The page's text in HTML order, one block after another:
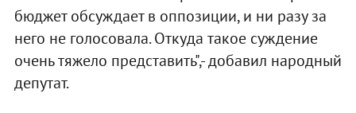
бюджет обсуждает в оппозиции, и ни разу за
него не голосовала. Откуда такое суждение
очень тяжело представить",- добавил народный
депутат.